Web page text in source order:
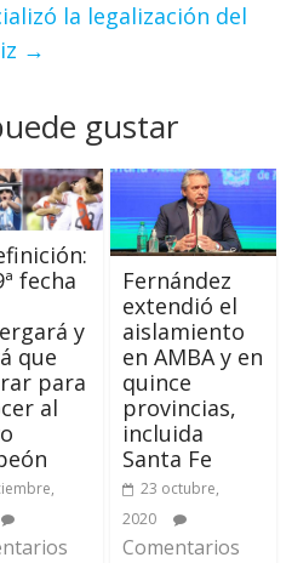
la legalización del
→
gustar
fecha
y
que
para
al
Fernández
extendió el
aislamiento
en AMBA y en
quince
provincias,
incluida
Santa Fe
23 octubre,
2020
Comentarios